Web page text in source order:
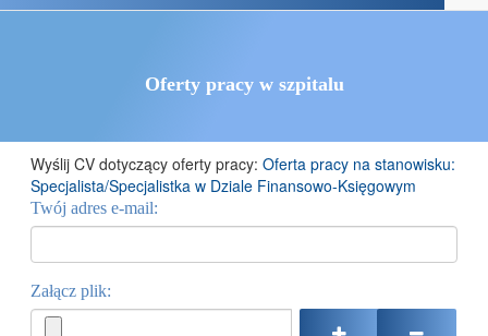
Oferty pracy w szpitalu
Wyślij CV dotyczący oferty pracy:Oferta pracy na stanowisku:
Specjalista/Specjalistka w Dziale Finansowo-Księgowym
Twój adres e-mail:
Załącz plik: